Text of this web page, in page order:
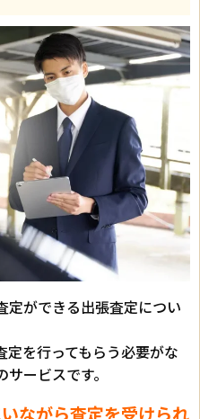
定ができる出張査定につい
を行ってもらう必要がな
ービスです。
ながら査定を受けられ